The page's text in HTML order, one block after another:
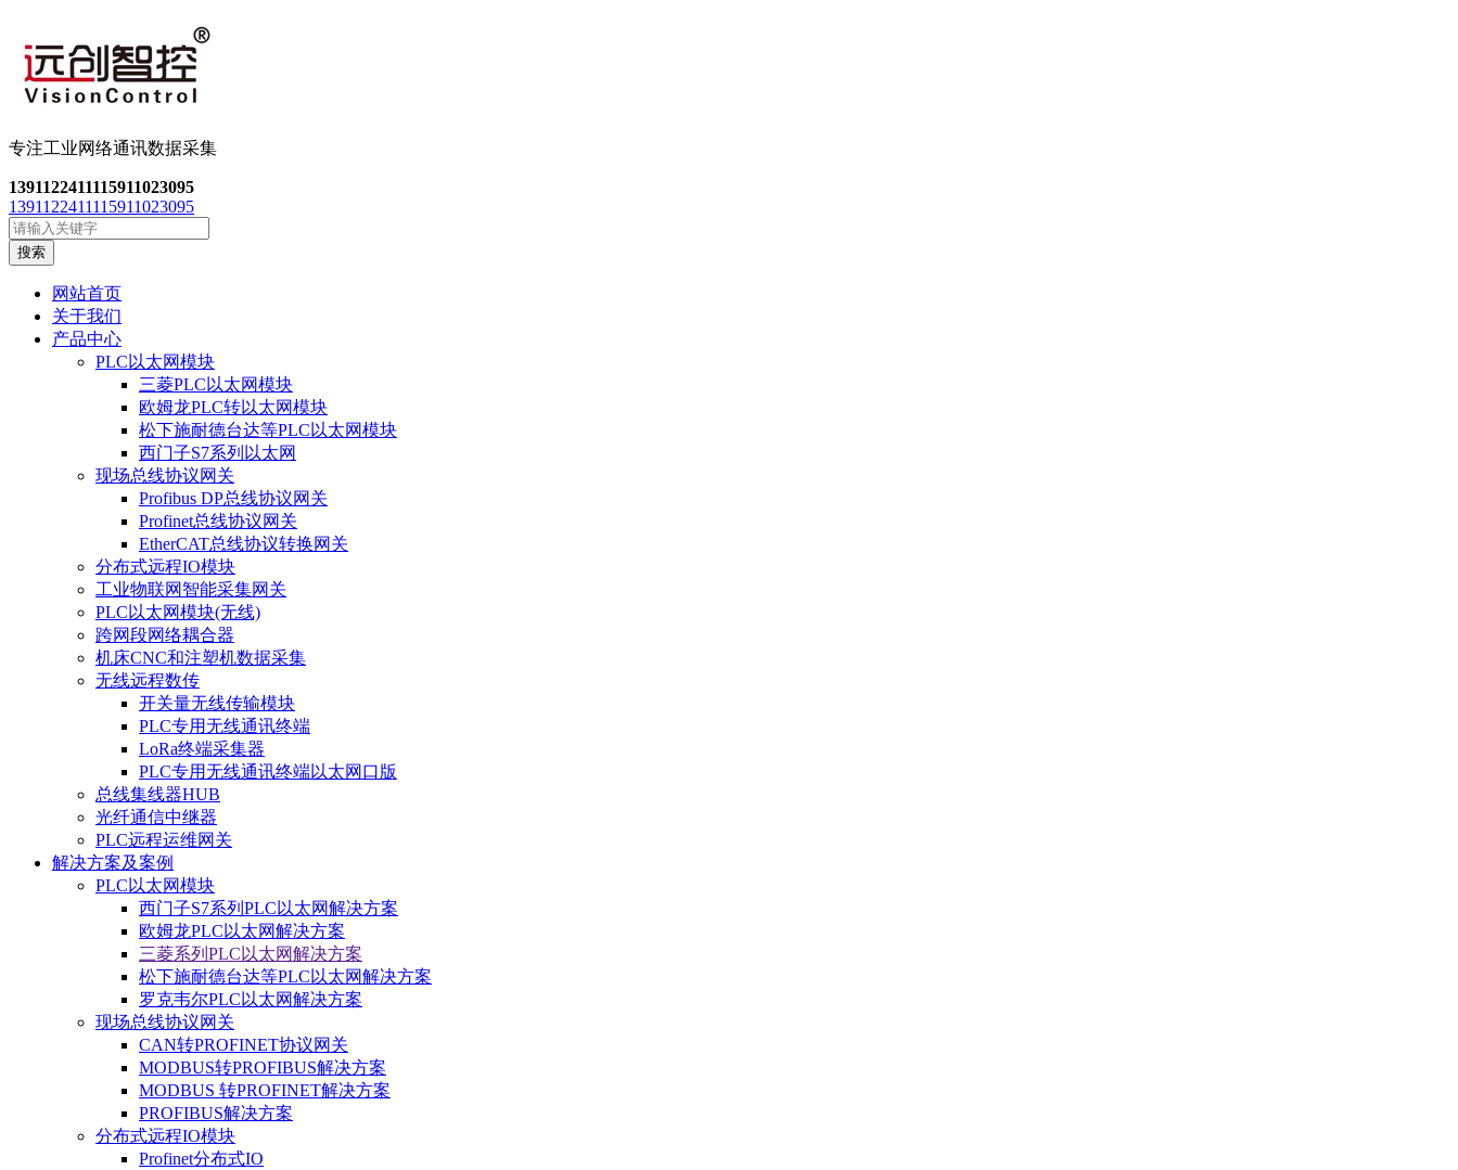
专注工业网络通讯数据采集
1391122411115911023095
1391122411115911023095
搜索
网站首页
关于我们
产品中心
PLC以太网模块
三菱PLC以太网模块
欧姆龙PLC转以太网模块
松下施耐德台达等PLC以太网模块
西门子S7系列以太网
现场总线协议网关
Profibus DP总线协议网关
Profinet总线协议网关
EtherCAT总线协议转换网关
分布式远程IO模块
工业物联网智能采集网关
PLC以太网模块(无线)
跨网段网络耦合器
机床CNC和注塑机数据采集
无线远程数传
开关量无线传输模块
PLC专用无线通讯终端
LoRa终端采集器
PLC专用无线通讯终端以太网口版
总线集线器HUB
光纤通信中继器
PLC远程运维网关
解决方案及案例
PLC以太网模块
西门子S7系列PLC以太网解决方案
欧姆龙PLC以太网解决方案
三菱系列PLC以太网解决方案
松下施耐德台达等PLC以太网解决方案
罗克韦尔PLC以太网解决方案
现场总线协议网关
CAN转PROFINET协议网关
MODBUS转PROFIBUS解决方案
MODBUS 转PROFINET解决方案
PROFIBUS解决方案
分布式远程IO模块
Profinet分布式IO